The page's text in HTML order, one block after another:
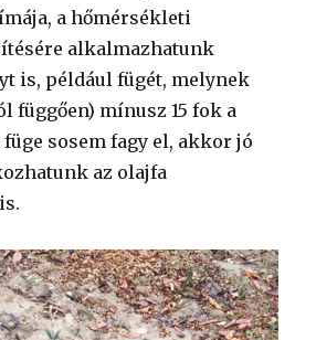
a hőmérsékleti
alkalmazhatunk
is, például fügét, melynek
függően) mínusz 15 fok a
füge sosem fagy el, akkor jó
az olajfa